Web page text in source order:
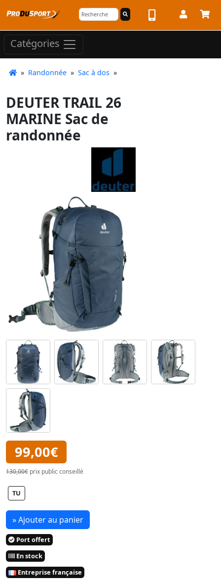
Catégories
» Randonnée » Sac à dos »
DEUTER TRAIL 26
MARINE Sac de
randonnée
99,00€
130,00€ prix public conseillé
TU
» Ajouter au panier
Port offert
En stock
Entreprise française